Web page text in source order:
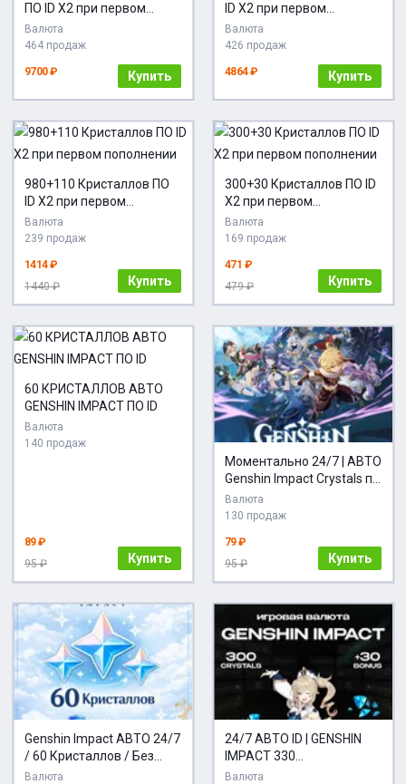
ПО ID X2 при первом
пополнении
Валюта
464 продаж
9700 ₽ Купить
ID X2 при первом
пополнении
Валюта
426 продаж
4864 ₽ Купить
980+110 Кристаллов ПО
ID X2 при первом
пополнении
Валюта
239 продаж
1414 ₽
1440 ₽
Купить
300+30 Кристаллов ПО ID
X2 при первом
пополнении
Валюта
169 продаж
471 ₽
479 ₽
Купить
60 КРИСТАЛЛОВ АВТО
GENSHIN IMPACT ПО ID
Валюта
140 продаж
89 ₽
95 ₽
Купить
Моментально 24/7 | АВТО
Genshin Impact Crystals по
логину
Валюта
130 продаж
79 ₽
95 ₽
Купить
Genshin Impact АВТО 24/7
/ 60 Кристаллов / Без
входа на аккаунт
Валюта
24/7 АВТО ID | GENSHIN
IMPACT 330
КРИСТАЛЛОВ
Валюта